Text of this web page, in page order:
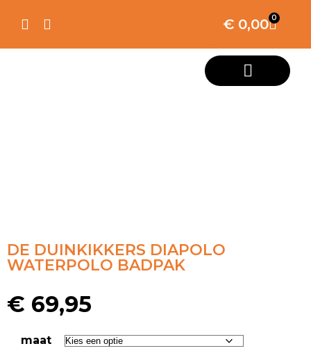
€ 0,00 0
DE DUINKIKKERS DIAPOLO
WATERPOLO BADPAK
€ 69,95
maat